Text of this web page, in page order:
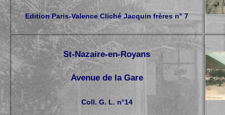
Edition Paris-Valence Cliché Jacquin frères n° 7
St-Nazaire-en-Royans
Avenue de la Gare
Coll. G. L. n°14